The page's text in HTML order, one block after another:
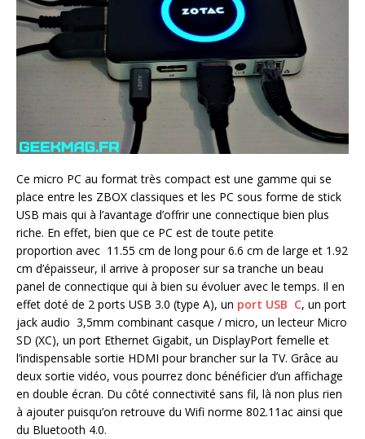
Ce micro PC au format très compact est une gamme qui se
place entre les ZBOX classiques et les PC sous forme de stick
USB mais qui à l’avantage d’offrir une connectique bien plus
riche. En effet, bien que ce PC est de toute petite
proportion avec 11.55 cm de long pour 6.6 cm de large et 1.92
cm d’épaisseur, il arrive à proposer sur sa tranche un beau
panel de connectique qui à bien su évoluer avec le temps. Il en
effet doté de 2 ports USB 3.0 (type A), un port USB C, un port
jack audio 3,5mm combinant casque / micro, un lecteur Micro
SD (XC), un port Ethernet Gigabit, un DisplayPort femelle et
l’indispensable sortie HDMI pour brancher sur la TV. Grâce au
deux sortie vidéo, vous pourrez donc bénéficier d’un affichage
en double écran. Du côté connectivité sans fil, là non plus rien
à ajouter puisqu’on retrouve du Wifi norme 802.11ac ainsi que
du Bluetooth 4.0.